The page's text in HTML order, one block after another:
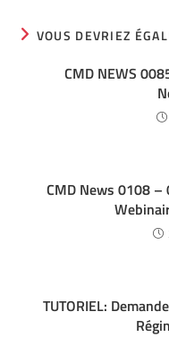
VOUS DEVRIEZ
CMD NEWS
CMD News 0108
TUTORIEL: